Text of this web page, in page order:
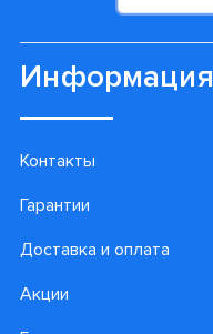
Информация
Контакты
Гарантии
Доставка и оплата
Акции